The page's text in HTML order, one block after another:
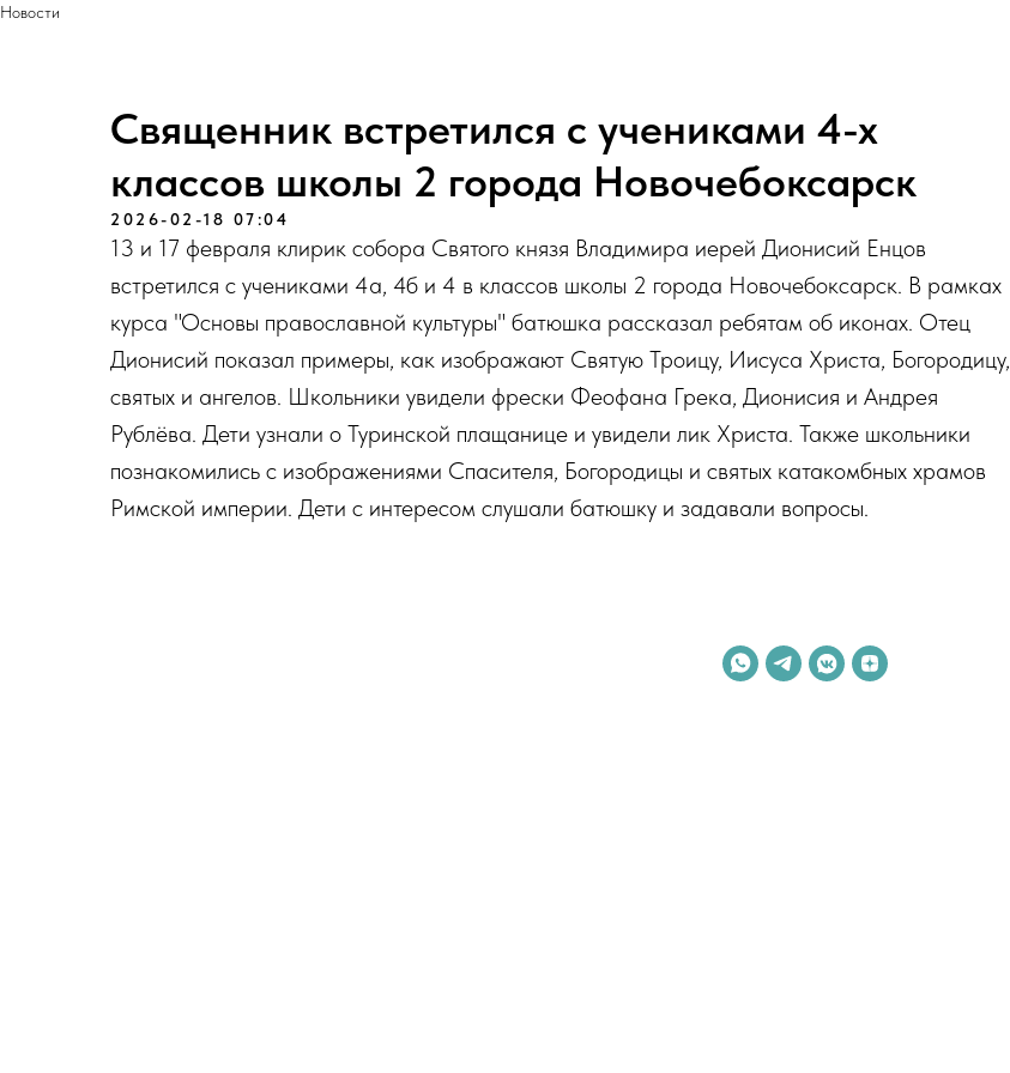
Новости
Священник встретился с учениками 4-х
классов школы 2 города Новочебоксарск
2026-02-18 07:04
13 и 17 февраля клирик собора Святого князя Владимира иерей Дионисий Енцов
встретился с учениками 4а, 4б и 4 в классов школы 2 города Новочебоксарск. В рамках
курса "Основы православной культуры" батюшка рассказал ребятам об иконах. Отец
Дионисий показал примеры, как изображают Святую Троицу, Иисуса Христа, Богородицу,
святых и ангелов. Школьники увидели фрески Феофана Грека, Дионисия и Андрея
Рублёва. Дети узнали о Туринской плащанице и увидели лик Христа. Также школьники
познакомились с изображениями Спасителя, Богородицы и святых катакомбных храмов
Римской империи. Дети с интересом слушали батюшку и задавали вопросы.